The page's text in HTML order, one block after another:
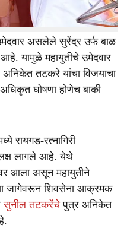
धक्का बसला आहे.
नेते आणि मविआकडून
असलेले सुरेंद्र उर्फ बाळ
आहे. यामुळे महायुतीचे उमेदवार
अनिकेत तटकरे यांचा विजयाचा
घोषणा होणेच बाकी
रायगड-रत्नागिरी
लक्ष लागले आहे. येथे
आला असून महायुतीने
या जागेवरून शिवसेना आक्रमक
सुनील तटकरेंचेपुत्र अनिकेत